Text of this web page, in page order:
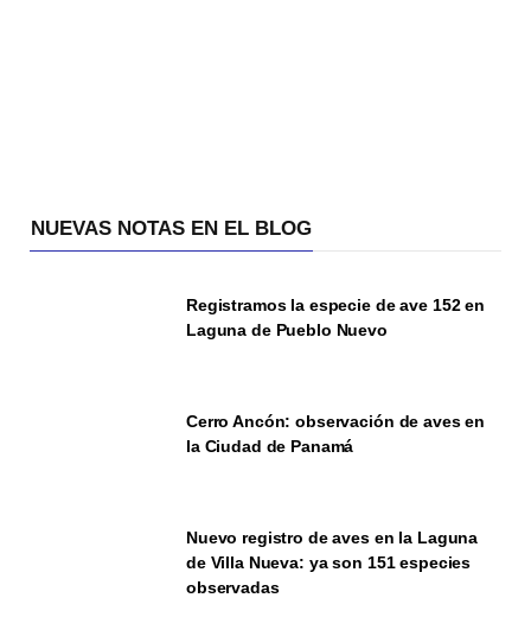
NUEVAS NOTAS EN EL BLOG
Registramos la especie de ave 152 en
Laguna de Pueblo Nuevo
Cerro Ancón: observación de aves en
la Ciudad de Panamá
Nuevo registro de aves en la Laguna
de Villa Nueva: ya son 151 especies
observadas